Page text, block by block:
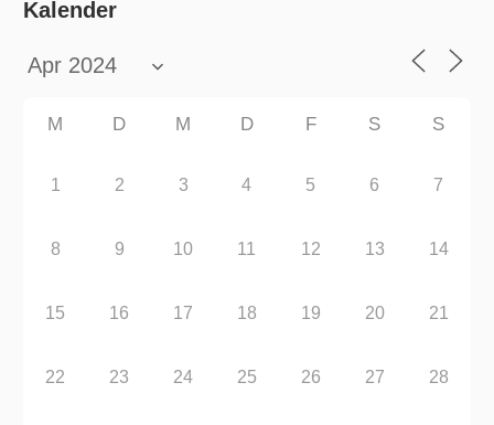
Kalender
M D M D F S S
1 2 3 4 5 6 7
8 9 10 11 12 13 14
15 16 17 18 19 20 21
22 23 24 25 26 27 28